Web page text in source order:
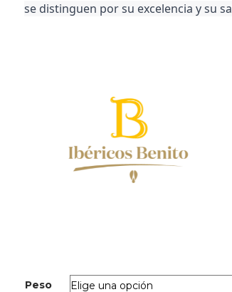
se distinguen por su excelencia y su
Peso